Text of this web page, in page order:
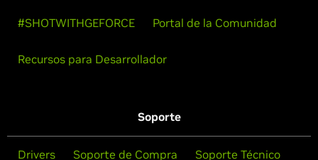
#SHOTWITHGEFORCE Portal de la Comunidad
Recursos para Desarrollador
Soporte
Drivers Soporte de Compra Soporte Técnico